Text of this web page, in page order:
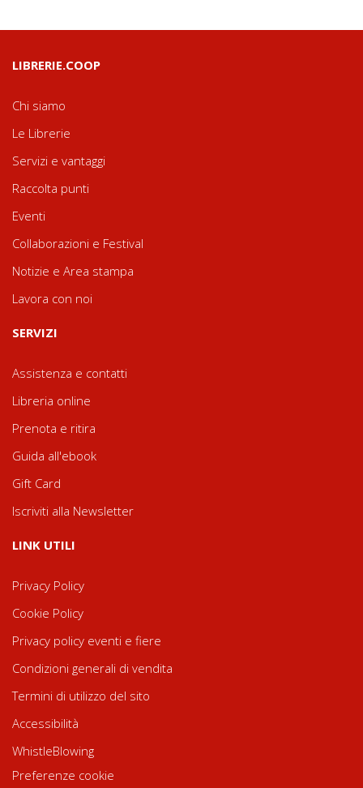
LIBRERIE.COOP
Chi siamo
Le Librerie
Servizi e vantaggi
Raccolta punti
Eventi
Collaborazioni e Festival
Notizie e Area stampa
Lavora con noi
SERVIZI
Assistenza e contatti
Libreria online
Prenota e ritira
Guida all'ebook
Gift Card
Iscriviti alla Newsletter
LINK UTILI
Privacy Policy
Cookie Policy
Privacy policy eventi e fiere
Condizioni generali di vendita
Termini di utilizzo del sito
Accessibilità
WhistleBlowing
Preferenze cookie